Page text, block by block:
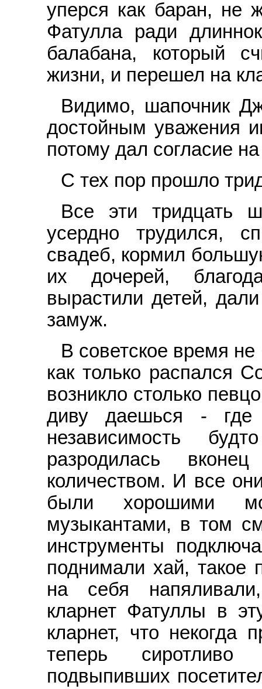
уперся как баран, не
Фатулла ради
балабана, который
жизни, и перешел на
Видимо, шапочник
достойным уважения
потому дал согласие
С тех пор прошло
Все эти тридцать
усердно трудился,
свадеб, кормил
их дочерей,
вырастили детей,
замуж.
В советское время
как только распался
возникло столько
диву даешься -
независимость
разродилась
количеством. И все
были хорошими
музыкантами, в том
инструменты
поднимали хай, такое
на себя
кларнет Фатуллы в
кларнет, что некогда
теперь
подвыпивших